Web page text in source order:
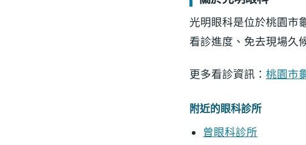
光明眼科是位於桃園市
看診進度、免去現場久
更多看診資訊： 桃園市
附近的眼科診所
曾眼科診所